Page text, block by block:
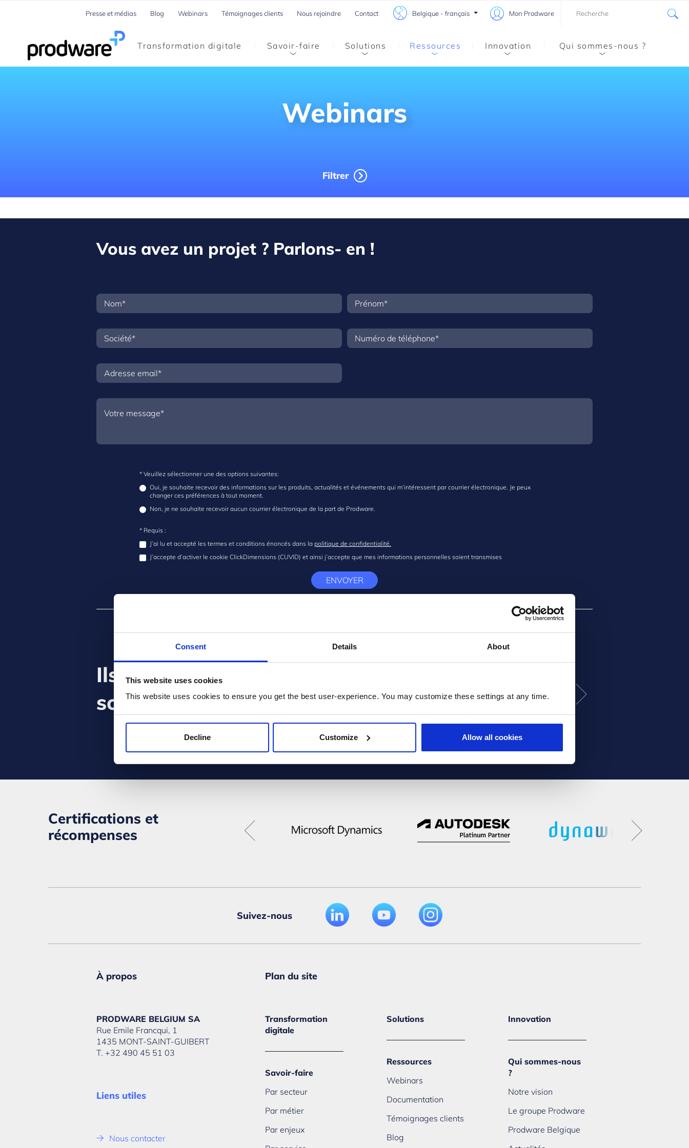
Consent Details About
This website uses cookies
This website uses cookies to ensure you get the best user-experience. You may customize these settings at any time.
Decline Customize Allow all cookies
Presse et médias Blog Webinars Témoignages clients Nous rejoindre Contact Belgique - français Mon Prodware
Transformation digitale Savoir-faire Solutions Ressources Innovation Qui sommes-nous ?
Webinars
Filtrer
Vous avez un projet ? Parlons- en !
* Veuillez sélectionner une des options suivantes:
Oui, je souhaite recevoir des informations sur les produits, actualités et événements qui m’intéressent par courrier électronique. Je peux
changer ces préférences à tout moment.
Non, je ne souhaite recevoir aucun courrier électronique de la part de Prodware.
* Requis :
J’ai lu et accepté les termes et conditions énoncés dans la politique de confidentialité.
J’accepte d’activer le cookie ClickDimensions (CUVID) et ainsi j’accepte que mes informations personnelles soient transmises
ENVOYER
Ils utilisent déjà nos
solutions :
Certifications et
récompenses
Suivez-nous
À propos
PRODWARE BELGIUM SA
Rue Emile Francqui, 1
1435 MONT-SAINT-GUIBERT
T. +32 490 45 51 03
Liens utiles
Nous contacter
Plan du site
Transformation
digitale
Savoir-faire
Par secteur
Par métier
Par enjeux
Solutions
Ressources
Webinars
Documentation
Témoignages clients
Blog
Innovation
Qui sommes-nous
?
Notre vision
Le groupe Prodware
Prodware Belgique